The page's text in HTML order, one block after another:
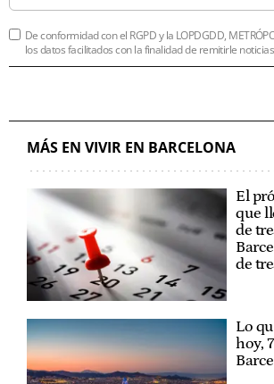
De conformidad con el RGPD y la LOPDGDD,
los datos facilitados con la finalidad de remitirle
MÁS EN VIVIR EN BARCELONA
El
que
de
de
Lo
hoy,